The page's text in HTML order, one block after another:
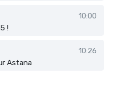
10:00
!
10:26
Astana